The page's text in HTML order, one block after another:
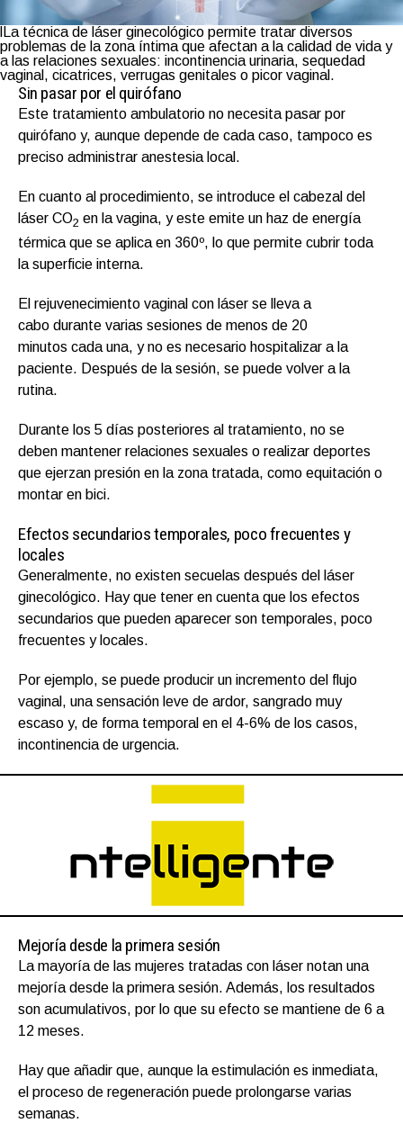
lLa técnica de láser ginecológico permite tratar diversos
problemas de la zona íntima que afectan a la calidad de vida y
a las relaciones sexuales: incontinencia urinaria, sequedad
vaginal, cicatrices, verrugas genitales o picor vaginal.
Sin pasar por el quirófano
Este tratamiento ambulatorio no necesita pasar por
quirófano y, aunque depende de cada caso, tampoco es
preciso administrar anestesia local.
En cuanto al procedimiento, se introduce el cabezal del
láser CO2 en la vagina, y este emite un haz de energía
térmica que se aplica en 360º, lo que permite cubrir toda
la superficie interna.
El rejuvenecimiento vaginal con láser se lleva a
cabo durante varias sesiones de menos de 20
minutos cada una, y no es necesario hospitalizar a la
paciente. Después de la sesión, se puede volver a la
rutina.
Durante los 5 días posteriores al tratamiento, no se
deben mantener relaciones sexuales o realizar deportes
que ejerzan presión en la zona tratada, como equitación o
montar en bici.
Efectos secundarios temporales, poco frecuentes y
locales
Generalmente, no existen secuelas después del láser
ginecológico. Hay que tener en cuenta que los efectos
secundarios que pueden aparecer son temporales, poco
frecuentes y locales.
Por ejemplo, se puede producir un incremento del flujo
vaginal, una sensación leve de ardor, sangrado muy
escaso y, de forma temporal en el 4-6% de los casos,
incontinencia de urgencia.
Mejoría desde la primera sesión
La mayoría de las mujeres tratadas con láser notan una
mejoría desde la primera sesión. Además, los resultados
son acumulativos, por lo que su efecto se mantiene de 6 a
12 meses.
Hay que añadir que, aunque la estimulación es inmediata,
el proceso de regeneración puede prolongarse varias
semanas.